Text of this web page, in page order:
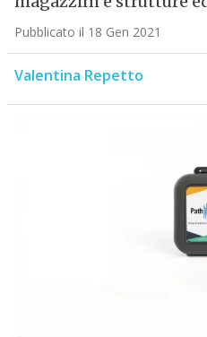
Pubblicato il 18 Gen 2021
Valentina Repetto